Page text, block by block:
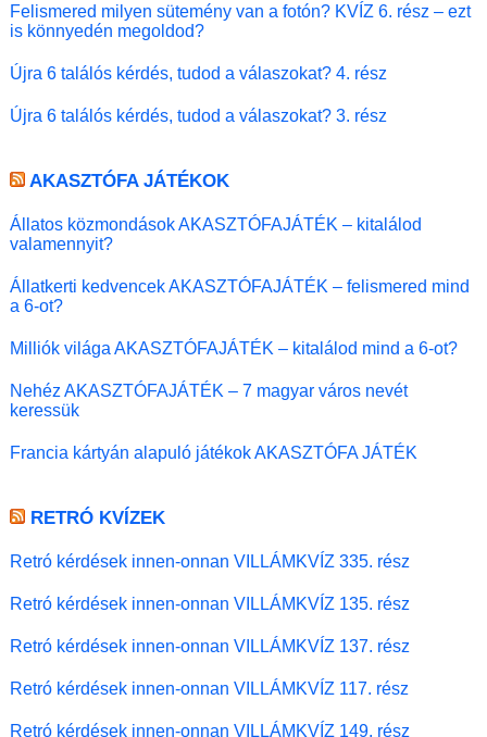
Felismered milyen sütemény van a fotón? KVÍZ 6. rész – ezt
is könnyedén megoldod?
Újra 6 találós kérdés, tudod a válaszokat? 4. rész
Újra 6 találós kérdés, tudod a válaszokat? 3. rész
AKASZTÓFA JÁTÉKOK
Állatos közmondások AKASZTÓFAJÁTÉK – kitalálod
valamennyit?
Állatkerti kedvencek AKASZTÓFAJÁTÉK – felismered mind
a 6-ot?
Milliók világa AKASZTÓFAJÁTÉK – kitalálod mind a 6-ot?
Nehéz AKASZTÓFAJÁTÉK – 7 magyar város nevét
keressük
Francia kártyán alapuló játékok AKASZTÓFA JÁTÉK
RETRÓ KVÍZEK
Retró kérdések innen-onnan VILLÁMKVÍZ 335. rész
Retró kérdések innen-onnan VILLÁMKVÍZ 135. rész
Retró kérdések innen-onnan VILLÁMKVÍZ 137. rész
Retró kérdések innen-onnan VILLÁMKVÍZ 117. rész
Retró kérdések innen-onnan VILLÁMKVÍZ 149. rész